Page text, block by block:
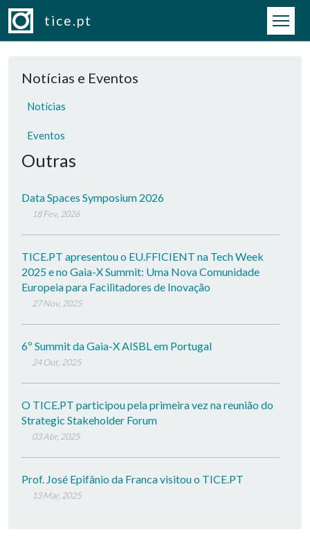
Passar para o conteúdo principal
tice.pt
Notícias e Eventos
Notícias
Eventos
Outras
Data Spaces Symposium 2026
18 Fev, 2026
TICE.PT apresentou o EU.FFICIENT na Tech Week
2025 e no Gaia-X Summit: Uma Nova Comunidade
Europeia para Facilitadores de Inovação
27 Nov, 2025
6º Summit da Gaia-X AISBL em Portugal
24 Out, 2025
O TICE.PT participou pela primeira vez na reunião do
Strategic Stakeholder Forum
03 Abr, 2025
Prof. José Epifânio da Franca visitou o TICE.PT
13 Mar, 2025